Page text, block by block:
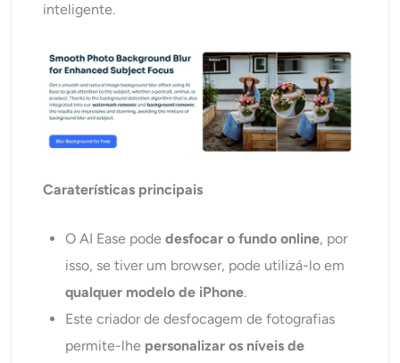
inteligente.
Caraterísticas principais
O AI Ease pode desfocar o fundo online, por
isso, se tiver um browser, pode utilizá-lo em
qualquer modelo de iPhone.
Este criador de desfocagem de fotografias
permite-lhe personalizar os níveis de